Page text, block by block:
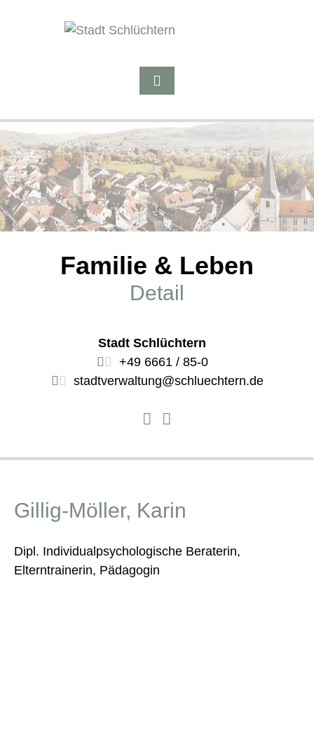
Familie & Leben
Detail
Stadt Schlüchtern
+49 6661 / 85-0
stadtverwaltung@schluechtern.de
Gillig-Möller, Karin
Dipl. Individualpsychologische Beraterin,
Elterntrainerin, Pädagogin